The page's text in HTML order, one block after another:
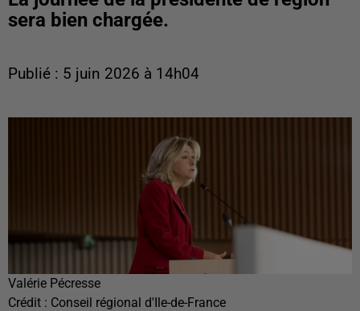
sera bien chargée.
Publié : 5 juin 2026 à 14h04
Valérie Pécresse
Crédit : Conseil régional d'Ile-de-France